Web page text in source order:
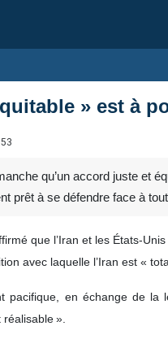
» est à
qu’un accord juste et
prêt à se défendre face à
que l’Iran et les
avec laquelle l’Iran est «
pacifique, en échange de la
».